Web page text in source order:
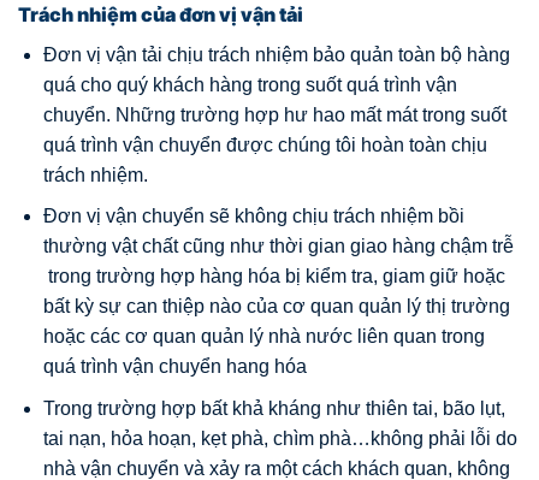
Trách nhiệm của đơn vị vận tải
Đơn vị vận tải chịu trách nhiệm bảo quản toàn bộ hàng
quá cho quý khách hàng trong suốt quá trình vận
chuyển. Những trường hợp hư hao mất mát trong suốt
quá trình vận chuyển được chúng tôi hoàn toàn chịu
trách nhiệm.
Đơn vị vận chuyển sẽ không chịu trách nhiệm bồi
thường vật chất cũng như thời gian giao hàng chậm trễ
trong trường hợp hàng hóa bị kiểm tra, giam giữ hoặc
bất kỳ sự can thiệp nào của cơ quan quản lý thị trường
hoặc các cơ quan quản lý nhà nước liên quan trong
quá trình vận chuyển hang hóa
Trong trường hợp bất khả kháng như thiên tai, bão lụt,
tai nạn, hỏa hoạn, kẹt phà, chìm phà…không phải lỗi do
nhà vận chuyển và xảy ra một cách khách quan, không